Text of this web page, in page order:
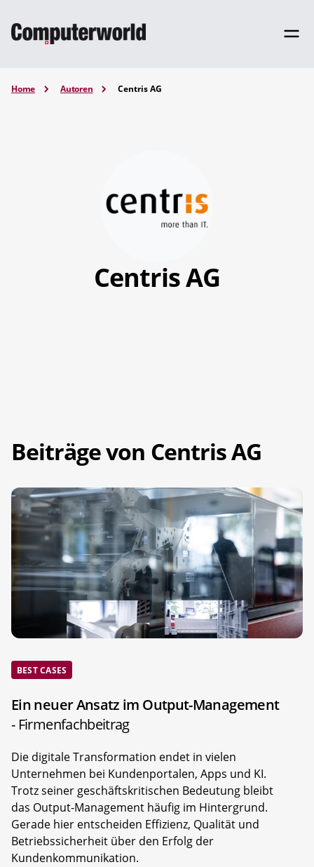
Home Autoren Centris AG
Centris AG
Beiträge von Centris AG
BEST CASES
Ein neuer Ansatz im Output-Management
- Firmenfachbeitrag
Die digitale Transformation endet in vielen
Unternehmen bei Kundenportalen, Apps und KI.
Trotz seiner geschäftskritischen Bedeutung bleibt
das Output-Management häufig im Hintergrund.
Gerade hier entscheiden Effizienz, Qualität und
Betriebssicherheit über den Erfolg der
Kundenkommunikation.